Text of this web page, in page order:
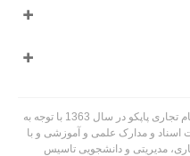
شرکت تولیدی و صنعتی پارسا پلاستیک با نام تجاری پاپکو در سال 1363 با توجه به
اسناد و مدارک علمی و آموزشی و با
مدیریتی و دانشجویی تاسیس